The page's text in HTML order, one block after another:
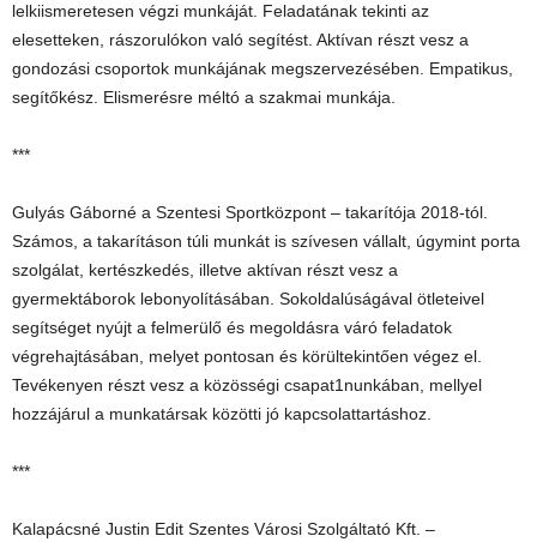
lelkiismeretesen végzi munkáját. Feladatának tekinti az
elesetteken, rászorulókon való segítést. Aktívan részt vesz a
gondozási csoportok munkájának megszervezésében. Empatikus,
segítőkész. Elismerésre méltó a szakmai munkája.
***
Gulyás Gáborné a Szentesi Sportközpont – takarítója 2018-tól.
Számos, a takarításon túli munkát is szívesen vállalt, úgymint porta
szolgálat, kertészkedés, illetve aktívan részt vesz a
gyermektáborok lebonyolításában. Sokoldalúságával ötleteivel
segítséget nyújt a felmerülő és megoldásra váró feladatok
végrehajtásában, melyet pontosan és körültekintően végez el.
Tevékenyen részt vesz a közösségi csapat1nunkában, mellyel
hozzájárul a munkatársak közötti jó kapcsolattartáshoz.
***
Kalapácsné Justin Edit Szentes Városi Szolgáltató Kft. –